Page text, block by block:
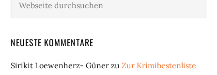
durchsuchen
NEUESTE KOMMENTARE
Sirikit Loewenherz- Güner zuZur Krimibestenliste